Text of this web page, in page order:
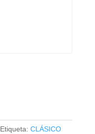
Etiqueta: CLÁSICO